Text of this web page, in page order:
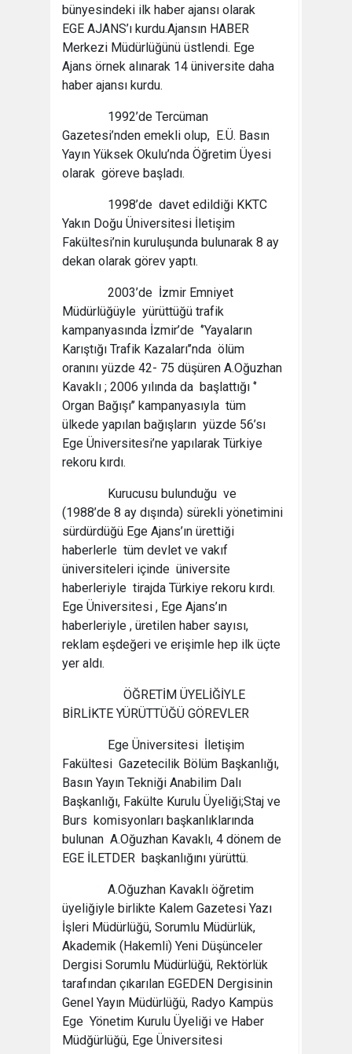
bünyesindeki ilk haber ajansı olarak
EGE AJANS’ı kurdu.Ajansın HABER
Merkezi Müdürlüğünü üstlendi. Ege
Ajans örnek alınarak 14 üniversite daha
haber ajansı kurdu.
1992’de Tercüman
Gazetesi’nden emekli olup, E.Ü. Basın
Yayın Yüksek Okulu’nda Öğretim Üyesi
olarak göreve başladı.
1998’de davet edildiği KKTC
Yakın Doğu Üniversitesi İletişim
Fakültesi’nin kuruluşunda bulunarak 8 ay
dekan olarak görev yaptı.
2003’de İzmir Emniyet
Müdürlüğüyle yürüttüğü trafik
kampanyasında İzmir’de ‘’Yayaların
Karıştığı Trafik Kazaları’’nda ölüm
oranını yüzde 42- 75 düşüren A.Oğuzhan
Kavaklı ; 2006 yılında da başlattığı ‘’
Organ Bağışı’’ kampanyasıyla tüm
ülkede yapılan bağışların yüzde 56’sı
Ege Üniversitesi’ne yapılarak Türkiye
rekoru kırdı.
Kurucusu bulunduğu ve
(1988’de 8 ay dışında) sürekli yönetimini
sürdürdüğü Ege Ajans’ın ürettiği
haberlerle tüm devlet ve vakıf
üniversiteleri içinde üniversite
haberleriyle tirajda Türkiye rekoru kırdı.
Ege Üniversitesi , Ege Ajans’ın
haberleriyle , üretilen haber sayısı,
reklam eşdeğeri ve erişimle hep ilk üçte
yer aldı.
ÖĞRETİM ÜYELİĞİYLE
BİRLİKTE YÜRÜTTÜĞÜ GÖREVLER
Ege Üniversitesi İletişim
Fakültesi Gazetecilik Bölüm Başkanlığı,
Basın Yayın Tekniği Anabilim Dalı
Başkanlığı, Fakülte Kurulu Üyeliği;Staj ve
Burs komisyonları başkanlıklarında
bulunan A.Oğuzhan Kavaklı, 4 dönem de
EGE İLETDER başkanlığını yürüttü.
A.Oğuzhan Kavaklı öğretim
üyeliğiyle birlikte Kalem Gazetesi Yazı
İşleri Müdürlüğü, Sorumlu Müdürlük,
Akademik (Hakemli) Yeni Düşünceler
Dergisi Sorumlu Müdürlüğü, Rektörlük
tarafından çıkarılan EGEDEN Dergisinin
Genel Yayın Müdürlüğü, Radyo Kampüs
Ege Yönetim Kurulu Üyeliği ve Haber
Müdğürlüğü, Ege Üniversitesi